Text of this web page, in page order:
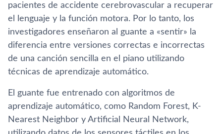
pacientes de accidente cerebrovascular a recuperar
el lenguaje y la función motora. Por lo tanto, los
investigadores enseñaron al guante a «sentir» la
diferencia entre versiones correctas e incorrectas
de una canción sencilla en el piano utilizando
técnicas de aprendizaje automático.
El guante fue entrenado con algoritmos de
aprendizaje automático, como Random Forest, K-
Nearest Neighbor y Artificial Neural Network,